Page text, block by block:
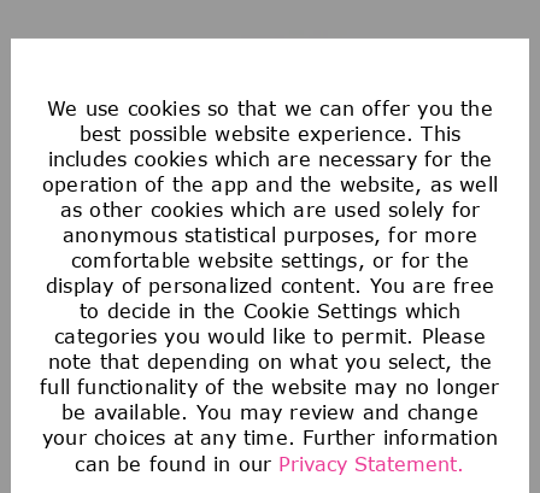
We use cookies so that we can offer you the
best possible website experience. This
includes cookies which are necessary for the
operation of the app and the website, as well
as other cookies which are used solely for
anonymous statistical purposes, for more
comfortable website settings, or for the
display of personalized content. You are free
to decide in the Cookie Settings which
categories you would like to permit. Please
note that depending on what you select, the
full functionality of the website may no longer
be available. You may review and change
your choices at any time. Further information
can be found in our Privacy Statement.
Health & Wellness
We offer comprehensive medical, dental, &
vision coverage-including virtual care through
Telehealth & free behavioral health counseling
sessions through our Employee Assistance
Program.
We also offer a wellness incentive program